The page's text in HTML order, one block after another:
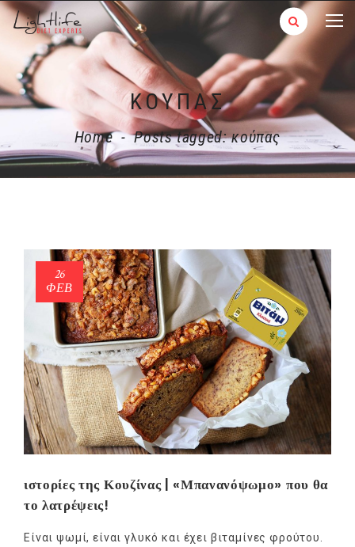
ΚΟΎΠΑΣ
Home - Posts tagged: κούπας
26
ΦΕΒ
ιστορίες της Κουζίνας | «Μπανανόψωμο» που θα
το λατρέψεις!
Είναι ψωμί, είναι γλυκό και έχει βιταμίνες φρούτου.